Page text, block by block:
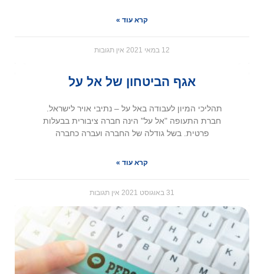
קרא עוד »
12 במאי 2021 אין תגובות
אגף הביטחון של אל על
תהליכי המיון לעבודה באל על – נתיבי אויר לישראל.
חברת התעופה "אל על" הינה חברה ציבורית בבעלות
פרטית. בשל גודלה של החברה ועברה כחברה
קרא עוד »
31 באוגוסט 2021 אין תגובות